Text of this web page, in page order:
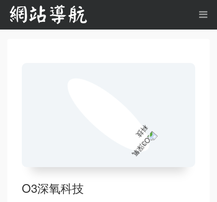
O3深氧科技